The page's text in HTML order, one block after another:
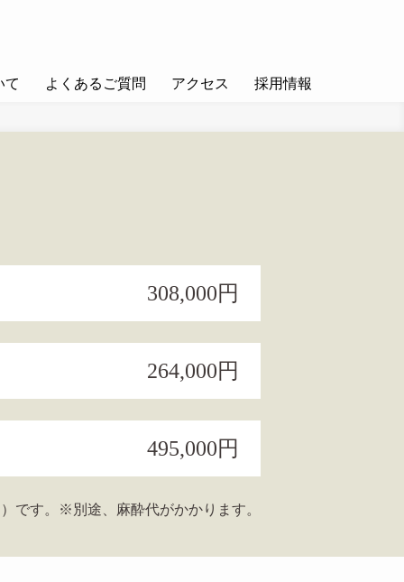
て よくあるご質問 アクセス 採用情報
308,000円
264,000円
495,000円
です。 ※別途、麻酔代がかかります。